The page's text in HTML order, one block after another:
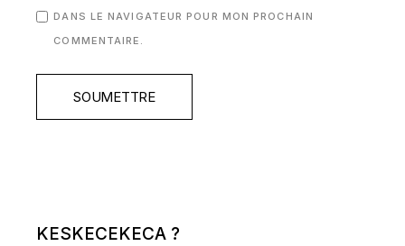
DANS LE NAVIGATEUR POUR MON PROCHAIN
COMMENTAIRE.
SOUMETTRE
KESKECEKECA ?